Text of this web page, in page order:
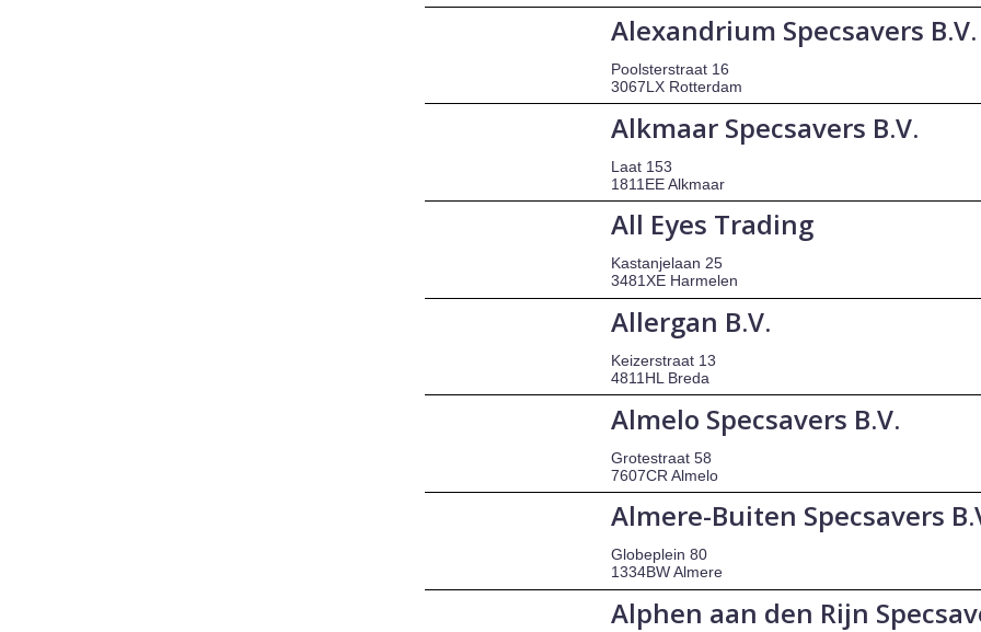
Alexandrium Specsavers B.V.
Poolsterstraat 16
3067LX Rotterdam
Alkmaar Specsavers B.V.
Laat 153
1811EE Alkmaar
All Eyes Trading
Kastanjelaan 25
3481XE Harmelen
Allergan B.V.
Keizerstraat 13
4811HL Breda
Almelo Specsavers B.V.
Grotestraat 58
7607CR Almelo
Almere-Buiten Specsavers
Globeplein 80
1334BW Almere
Alphen aan den Rijn